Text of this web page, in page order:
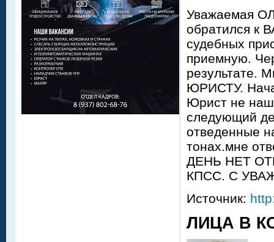
Уважаемая
обратился к
судебных
приемную.
результате.
ЮРИСТУ.
Юрист не
следующий
отведенные
тонах.мне
ДЕНЬ НЕТ
КПСС. С
Источник:
ЛИЦА В